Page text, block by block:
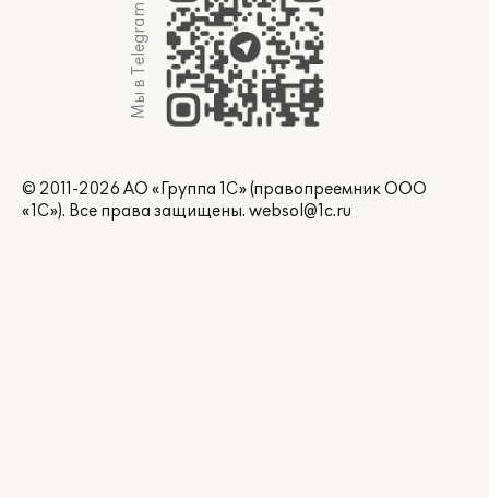
Мы в Telegram
© 2011-2026 АО «Группа 1С» (правопреемник ООО
«1С»). Все права защищены. websol@1c.ru